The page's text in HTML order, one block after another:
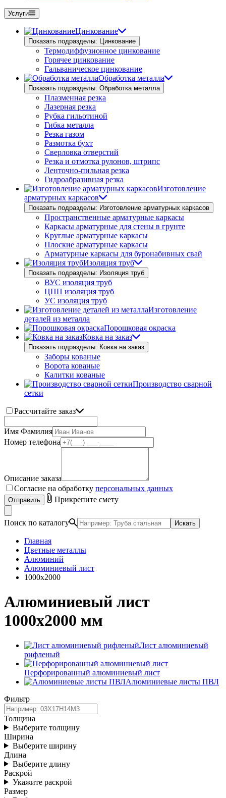
Услуги
Цинкование
Показать подразделы: Цинкование
Термодиффузионное цинкование
Горячее цинкование
Гальваническое цинкование
Обработка металла
Показать подразделы: Обработка металла
Плазменная резка
Лазерная резка
Рубка гильотиной
Гибка металла
Резка газом
Размотка бухт
Сверловка отверстий
Резка и отмотка рулонов, штрипс
Ленточно-пильная резка
Гидроабразивная резка
Изготовление
арматурных каркасов
Показать подразделы: Изготовление арматурных каркасов
Пространственные арматурные каркасы
Каркасы арматурные для стены в грунте
Круглые арматурные каркасы
Плоские арматурные каркасы
Арматурные каркасы для буронабивных свай
Изоляция труб
Показать подразделы: Изоляция труб
ВУС изоляция труб
ЦПП изоляция труб
УС изоляция труб
Изготовление
деталей из металла
Порошковая окраска
Ковка на заказ
Показать подразделы: Ковка на заказ
Заборы кованые
Ворота кованые
Калитки кованые
Производство сварной
сетки
Рассчитайте заказ
Имя Фамилия
Номер телефона
Описание заказа
Согласие на обработку персональных данных
Отправить Прикрепите смету
Поиск по каталогу Искать
Главная
Цветные металлы
Алюминий
Алюминиевый лист
1000х2000
Алюминиевый лист
1000х2000 мм
Лист алюминиевый
рифленый
Перфорированный алюминиевый лист
Алюминиевые листы ПВЛ
Фильтр
Толщина
Выберите толщину
Ширина
Выберите ширину
Длина
Выберите длину
Раскрой
Укажите раскрой
Размер